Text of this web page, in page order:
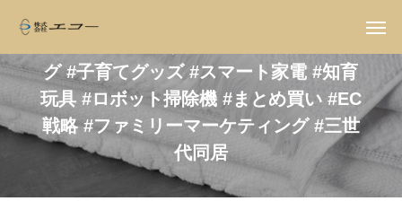
グ #子育てグッズ #スマート家電 #知育
玩具 #ロボット掃除機 #まとめ買い #EC
戦略 #ファミリーマーケティング #三世
代同居